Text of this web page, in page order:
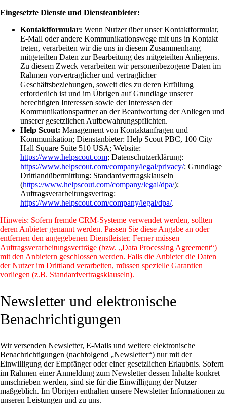
Eingesetzte Dienste und Diensteanbieter:
Kontaktformular: Wenn Nutzer über unser Kontaktformular,
E-Mail oder andere Kommunikationswege mit uns in Kontakt
treten, verarbeiten wir die uns in diesem Zusammenhang
mitgeteilten Daten zur Bearbeitung des mitgeteilten Anliegens.
Zu diesem Zweck verarbeiten wir personenbezogene Daten im
Rahmen vorvertraglicher und vertraglicher
Geschäftsbeziehungen, soweit dies zu deren Erfüllung
erforderlich ist und im Übrigen auf Grundlage unserer
berechtigten Interessen sowie der Interessen der
Kommunikationspartner an der Beantwortung der Anliegen und
unserer gesetzlichen Aufbewahrungspflichten.
Help Scout: Management von Kontaktanfragen und
Kommunikation; Dienstanbieter: Help Scout PBC, 100 City
Hall Square Suite 510 USA; Website:
https://www.helpscout.com; Datenschutzerklärung:
https://www.helpscout.com/company/legal/privacy/; Grundlage
Drittlandübermittlung: Standardvertragsklauseln
(https://www.helpscout.com/company/legal/dpa/);
Auftragsverarbeitungsvertrag:
https://www.helpscout.com/company/legal/dpa/.
Hinweis: Sofern fremde CRM-Systeme verwendet werden, sollten
deren Anbieter genannt werden. Passen Sie diese Angabe an oder
entfernen den angegebenen Dienstleister. Ferner müssen
Auftragsverarbeitungsverträge (bzw. „Data Processing Agreement“)
mit den Anbietern geschlossen werden. Falls die Anbieter die Daten
der Nutzer im Drittland verarbeiten, müssen spezielle Garantien
vorliegen (z.B. Standardvertragsklauseln).
Newsletter und elektronische
Benachrichtigungen
Wir versenden Newsletter, E-Mails und weitere elektronische
Benachrichtigungen (nachfolgend „Newsletter“) nur mit der
Einwilligung der Empfänger oder einer gesetzlichen Erlaubnis. Sofern
im Rahmen einer Anmeldung zum Newsletter dessen Inhalte konkret
umschrieben werden, sind sie für die Einwilligung der Nutzer
maßgeblich. Im Übrigen enthalten unsere Newsletter Informationen zu
unseren Leistungen und zu uns.